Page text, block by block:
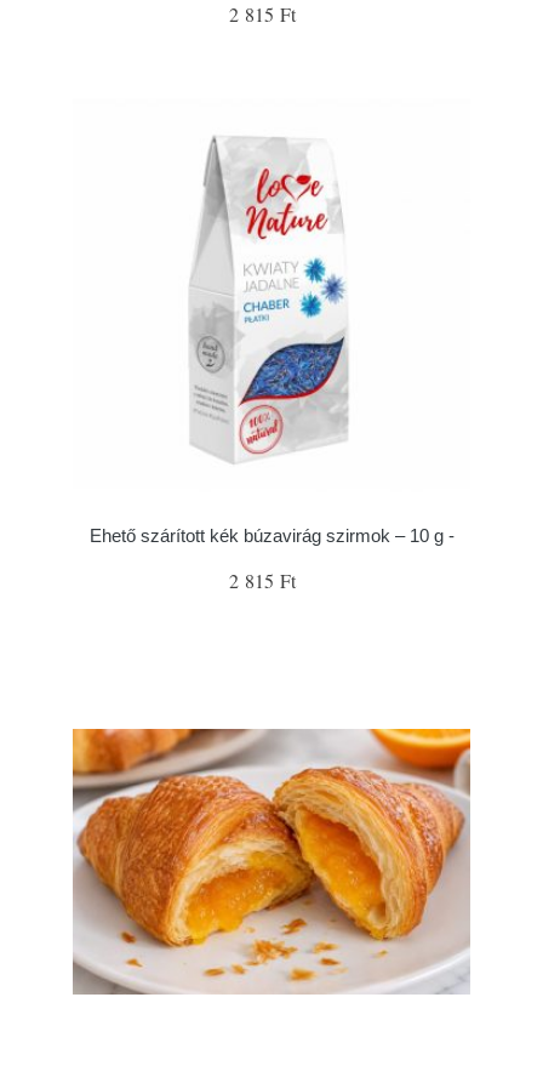
2 815 Ft
Ehető szárított kék búzavirág szirmok – 10 g -
2 815 Ft